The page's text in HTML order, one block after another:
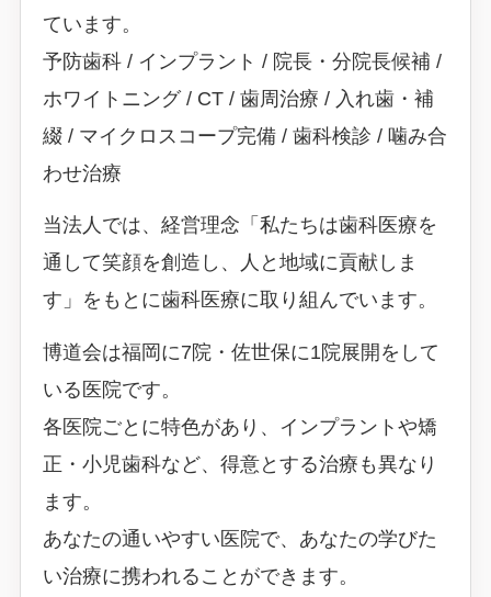
ています。
予防歯科 / インプラント / 院長・分院長候補 /
ホワイトニング / CT / 歯周治療 / 入れ歯・補
綴 / マイクロスコープ完備 / 歯科検診 / 噛み合
わせ治療
当法人では、経営理念「私たちは歯科医療を
通して笑顔を創造し、人と地域に貢献しま
す」をもとに歯科医療に取り組んでいます。
博道会は福岡に7院・佐世保に1院展開をして
いる医院です。
各医院ごとに特色があり、インプラントや矯
正・小児歯科など、得意とする治療も異なり
ます。
あなたの通いやすい医院で、あなたの学びた
い治療に携われることができます。